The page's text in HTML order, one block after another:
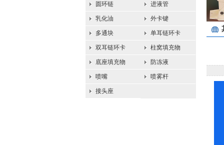
圆环链 进液管
乳化油 外卡键
多通块 单耳链环卡
双耳链环卡 柱窝填充物
底座填充物 防冻液
喷嘴 喷雾杆
接头座